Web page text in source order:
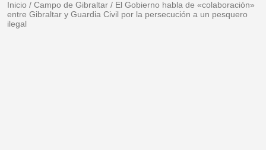
Inicio / Campo de Gibraltar / El Gobierno habla de «colaboración»
entre Gibraltar y Guardia Civil por la persecución a un pesquero
ilegal